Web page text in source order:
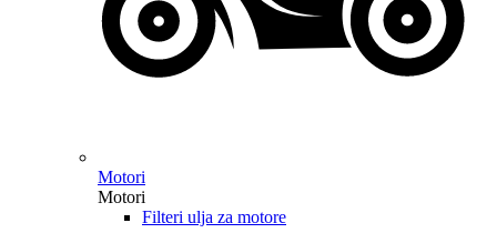
Motori
Motori
Filteri ulja za motore